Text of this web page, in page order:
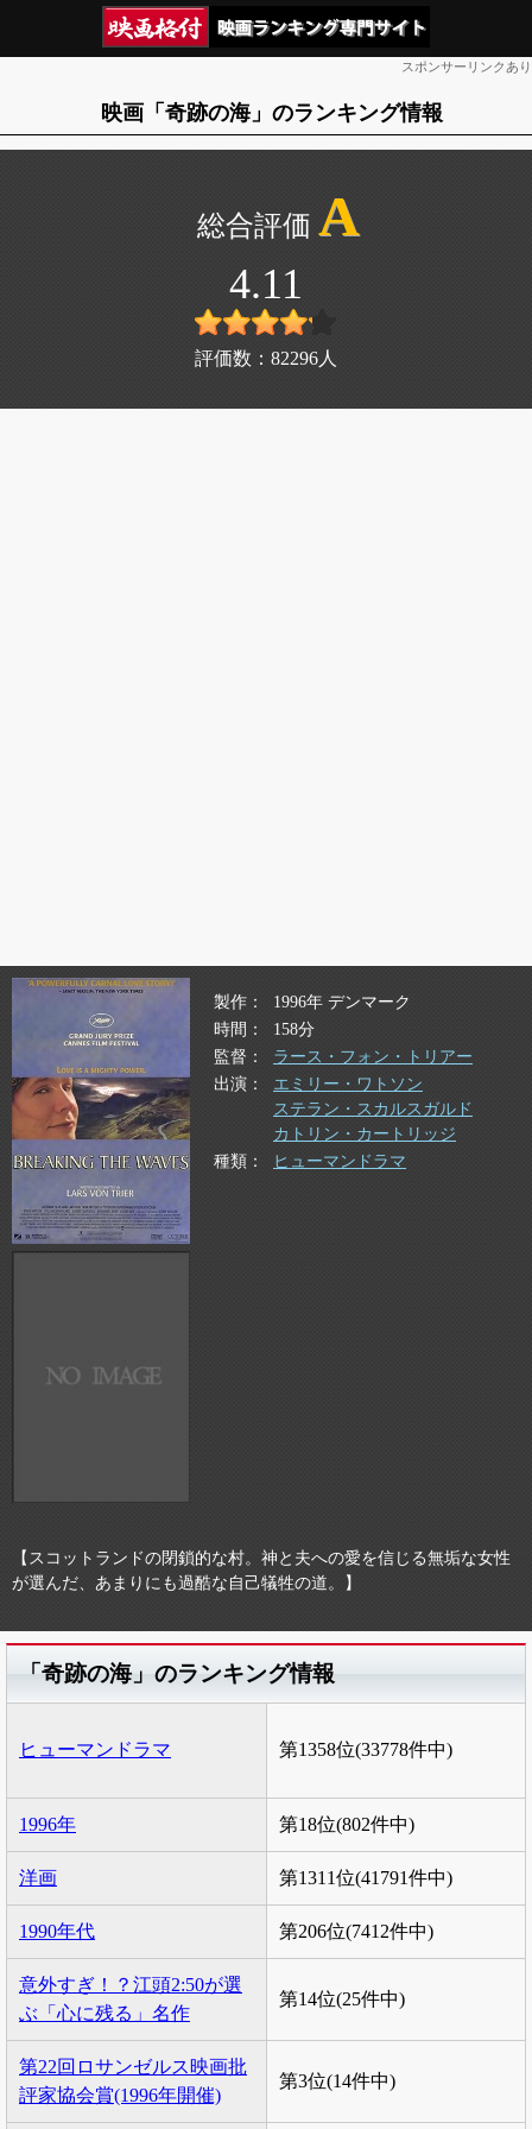
スポンサーリンクあり
映画「奇跡の海」のランキング情報
A
4.11
評価数： 82296 人
製作
1996年 デンマーク
時間
158分
監督
ラース・フォン・トリアー
出演
エミリー・ワトソン
ステラン・スカルスガルド
カトリン・カートリッジ
種類
ヒューマンドラマ
【スコットランドの閉鎖的な村。神と夫への愛を信じる無垢な女性
が選んだ、あまりにも過酷な自己犠牲の道。】
「奇跡の海」のランキング情報
ヒューマンドラマ 第1358位(33778件中)
1996年 第18位(802件中)
洋画 第1311位(41791件中)
1990年代 第206位(7412件中)
意外すぎ！？江頭2:50が選
ぶ「心に残る」名作
第14位(25件中)
第22回ロサンゼルス映画批
評家協会賞(1996年開催)
第3位(14件中)